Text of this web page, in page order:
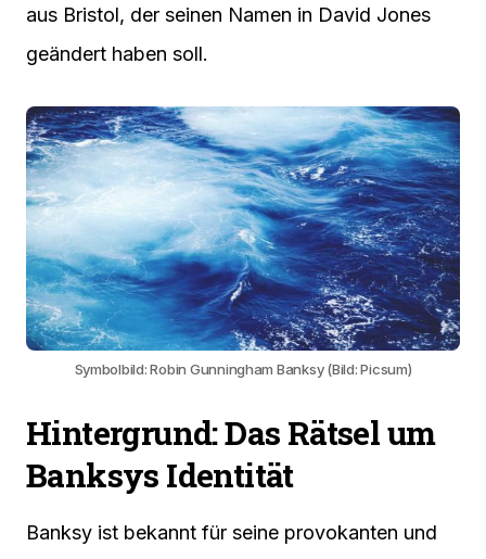
aus Bristol, der seinen Namen in David Jones
geändert haben soll.
Symbolbild: Robin Gunningham Banksy (Bild: Picsum)
Hintergrund: Das Rätsel um
Banksys Identität
Banksy ist bekannt für seine provokanten und